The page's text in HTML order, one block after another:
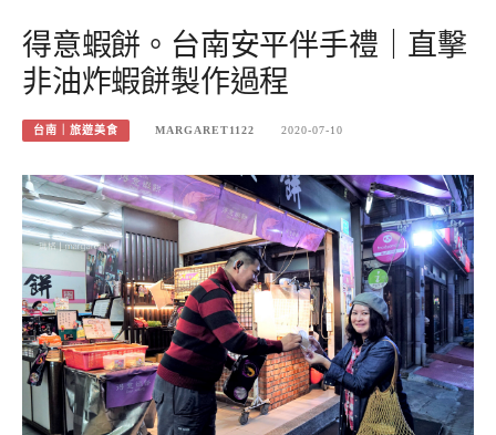
得意蝦餅。台南安平伴手禮｜直擊
非油炸蝦餅製作過程
台南｜旅遊美食 MARGARET1122 2020-07-10